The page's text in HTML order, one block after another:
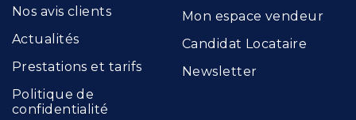
Nos avis clients
Actualités
Prestations et tarifs
Politique de
confidentialité
Mon espace vendeur
Candidat Locataire
Newsletter